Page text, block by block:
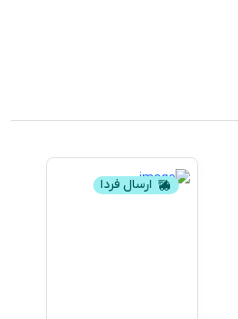
ارسال فردا